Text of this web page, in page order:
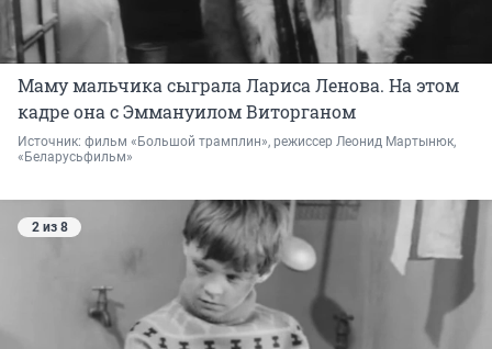
Маму мальчика сыграла Лариса Ленова. На этом
кадре она с Эммануилом Виторганом
Источник: фильм «Большой трамплин», режиссер Леонид Мартынюк,
«Беларусьфильм»
2 из 8